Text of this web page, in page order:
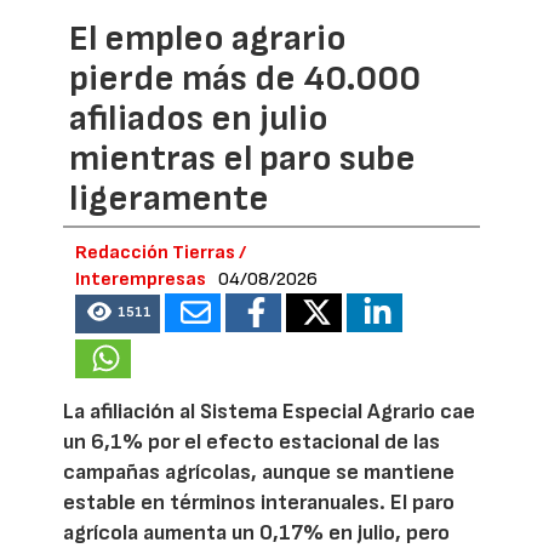
El empleo agrario
pierde más de 40.000
afiliados en julio
mientras el paro sube
ligeramente
Redacción Tierras /
Interempresas
04/08/2026
1511
La afiliación al Sistema Especial Agrario cae
un 6,1% por el efecto estacional de las
campañas agrícolas, aunque se mantiene
estable en términos interanuales. El paro
agrícola aumenta un 0,17% en julio, pero